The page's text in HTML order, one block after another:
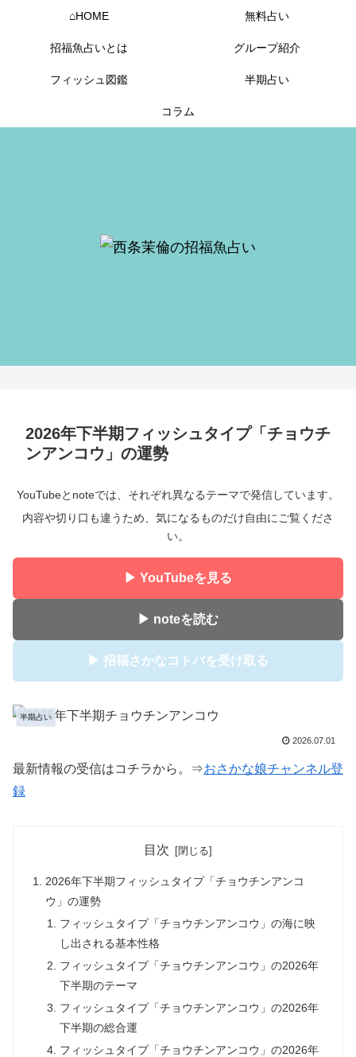
⌂HOME 無料占い
招福魚占いとは グループ紹介
フィッシュ図鑑 半期占い
コラム
2026年下半期フィッシュタイプ「チョウチ
ンアンコウ」の運勢
YouTubeとnoteでは、それぞれ異なるテーマで発信しています。
内容や切り口も違うため、気になるものだけ自由にご覧くださ
い。
▶ YouTubeを見る
▶ noteを読む
▶ 招福さかなコトバを受け取る
半期占い
2026.07.01
最新情報の受信はコチラから。⇒おさかな娘チャンネル登
録
目次
2026年下半期フィッシュタイプ「チョウチンアンコ
ウ」の運勢
フィッシュタイプ「チョウチンアンコウ」の海に映
し出される基本性格
フィッシュタイプ「チョウチンアンコウ」の2026年
下半期のテーマ
フィッシュタイプ「チョウチンアンコウ」の2026年
下半期の総合運
フィッシュタイプ「チョウチンアンコウ」の2026年